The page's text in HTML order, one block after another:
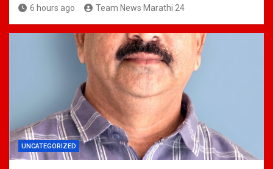
6 hours ago Team News Marathi 24
UNCATEGORIZED